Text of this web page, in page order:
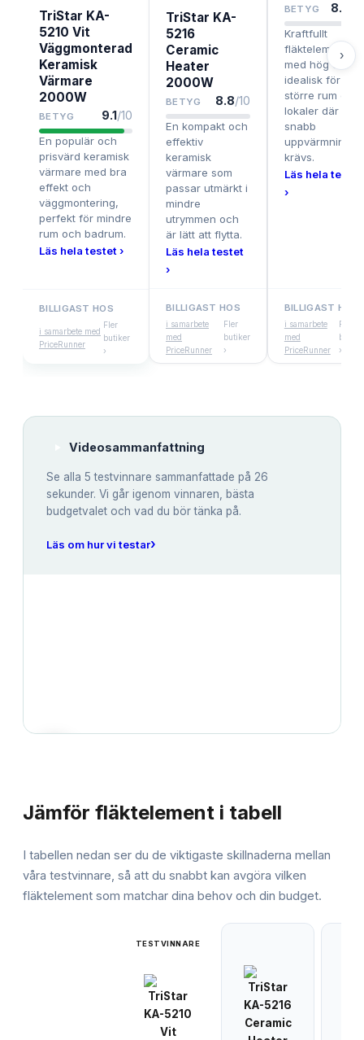
TriStar KA-
5210 Vit
Väggmonterad
Keramisk
Värmare
2000W
BETYG 9.1/10
En populär och
prisvärd keramisk
värmare med bra
effekt och
väggmontering,
perfekt för mindre
rum och badrum.
Läs hela testet ›
BILLIGAST HOS
i samarbete med
PriceRunner
Fler
butiker
›
TriStar KA-
5216
Ceramic
Heater
2000W
BETYG 8.8/10
En kompakt och
effektiv
keramisk
värmare som
passar utmärkt i
mindre
utrymmen och
är lätt att flytta.
Läs hela testet
›
BILLIGAST HOS
i samarbete
med
PriceRunner
Fler
butiker
›
BETYG 8.6
Kraftfullt
fläktelement
med hög effekt,
idealisk för
större rum eller
lokaler där
snabb
uppvärmning
krävs.
Läs hela testet
›
BILLIGAST HOS
i samarbete
med
PriceRunner
Fler
›
›
Videosammanfattning
Se alla 5 testvinnare sammanfattade på 26
sekunder. Vi går igenom vinnaren, bästa
budgetvalet och vad du bör tänka på.
Läs om hur vi testar›
Jämför fläktelement i tabell
I tabellen nedan ser du de viktigaste skillnaderna mellan
våra testvinnare, så att du snabbt kan avgöra vilken
fläktelement som matchar dina behov och din budget.
TESTVINNARE